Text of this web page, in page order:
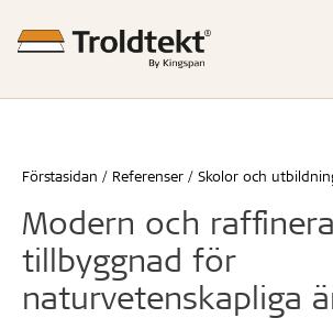
Förstasidan Referenser Skolor och
Modern och
tillbyggnad för
naturvetenskapliga